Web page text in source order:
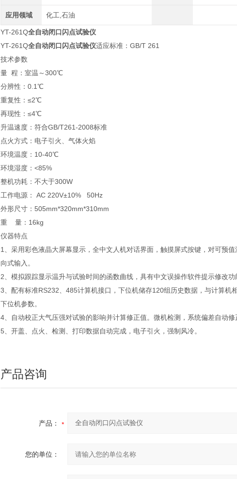
应用领域 化工,石油
YT-261Q全自动闭口闪点试验仪
YT-261Q全自动闭口闪点试验仪适应标准：GB/T 261
技术参数
量 程：室温～300℃
分辨性：0.1℃
重复性：≤2℃
再现性：≤4℃
升温速度：符合GB/T261-2008标准
点火方式：电子引火、气体火焰
环境温度：10-40℃
环境湿度：<85%
整机功耗：不大于300W
工作电源： AC 220V±10% 50Hz
外形尺寸：505mm*320mm*310mm
重 量：16kg
仪器特点
1、采用彩色液晶大屏幕显示，全中文人机对话界面，触摸屏式按键，对可预
向式输入。
2、模拟跟踪显示温升与试验时间的函数曲线，具有中文误操作软件提示修改
3、配有标准RS232、485计算机接口，下位机储存120组历史数据，与计算机
下位机参数。
4、自动校正大气压强对试验的影响并计算修正值。微机检测，系统偏差自动修
5、开盖、点火、检测、打印数据自动完成，电子引火，强制风冷。
产品咨询
产品：
您的单位：